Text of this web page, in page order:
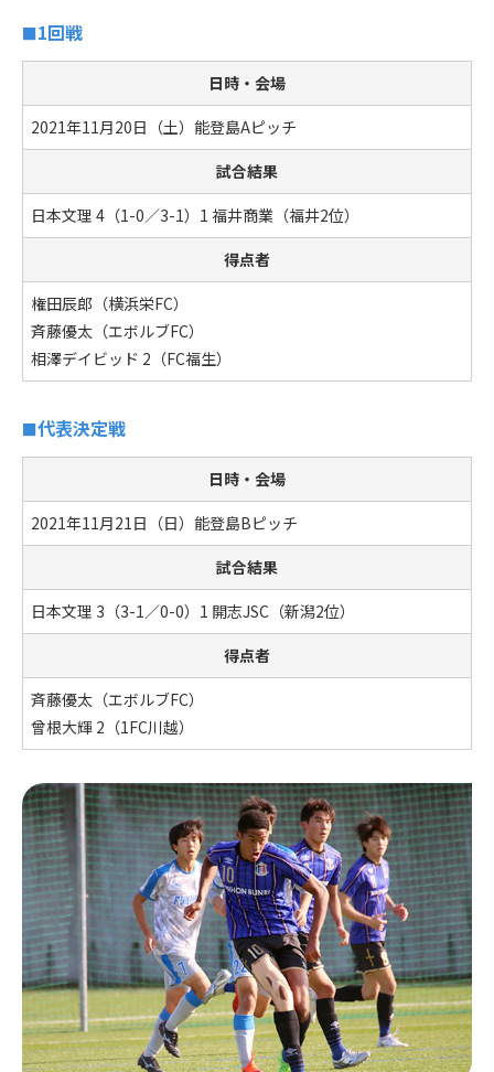
1回戦
日時・会場
2021年11月20日（土）能登島Aピッチ
試合結果
日本文理 4（1-0／3-1）1 福井商業（福井2位）
得点者
権田辰郎（横浜栄FC）
斉藤優太（エボルブFC）
相澤デイビッド 2（FC福生）
代表決定戦
日時・会場
2021年11月21日（日）能登島Bピッチ
試合結果
日本文理 3（3-1／0-0）1 開志JSC（新潟2位）
得点者
斉藤優太（エボルブFC）
曾根大輝 2（1FC川越）